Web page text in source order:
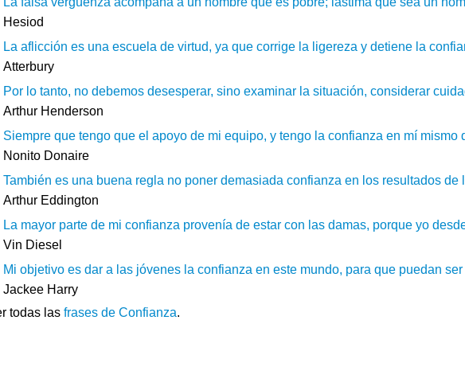
Hesiod
La aflicción es una escuela de virtud, ya que corrige la ligereza y detiene la
Atterbury
Por lo tanto, no debemos desesperar, sino examinar la situación, considerar
Arthur Henderson
Siempre que tengo que el apoyo de mi equipo, y tengo la confianza en mí mismo
Nonito Donaire
También es una buena regla no poner demasiada confianza en los resultados de
Arthur Eddington
La mayor parte de mi confianza provenía de estar con las damas, porque yo
Vin Diesel
Mi objetivo es dar a las jóvenes la confianza en este mundo, para que puedan
Jackee Harry
todas las frases de Confianza.